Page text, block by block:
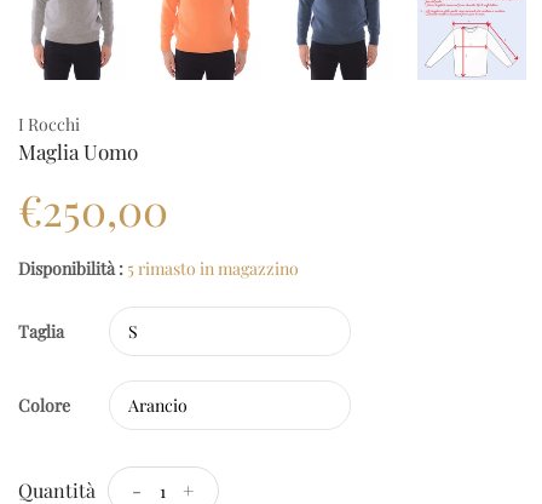
I Rocchi
Maglia Uomo
€250,00
Disponibilità : 5 rimasto in magazzino
Taglia
Colore
Quantità - +